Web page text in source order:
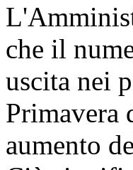
che il
uscita nei
Primavera
aumento